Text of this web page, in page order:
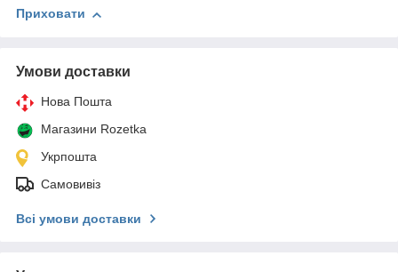
Приховати
Умови доставки
Нова Пошта
Магазини Rozetka
Укрпошта
Самовивіз
Всі умови доставки